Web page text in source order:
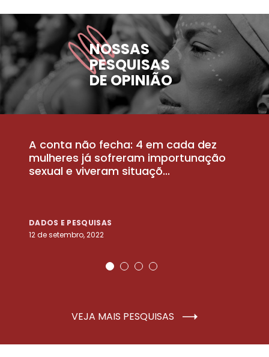
NOSSAS
PESQUISAS
DE OPINIÃO
A conta não fecha: 4 em cada dez
mulheres já sofreram importunação
sexual e viveram situaçõ...
DADOS E PESQUISAS
12 de setembro, 2022
VEJA MAIS PESQUISAS